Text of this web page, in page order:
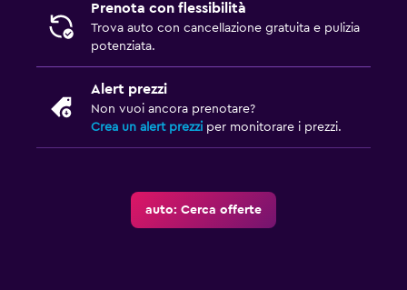
Prenota con flessibilità
Trova auto con cancellazione gratuita e pulizia
potenziata.
Alert prezzi
Non vuoi ancora prenotare?
Crea un alert prezzi per monitorare i prezzi.
auto: Cerca offerte